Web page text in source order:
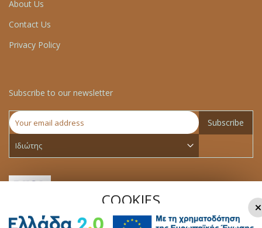
COOKIES
We use cookies to make your experience better.To comply
×
About Us
Contact Us
Privacy Policy
Subscribe to our newsletter
Subscribe